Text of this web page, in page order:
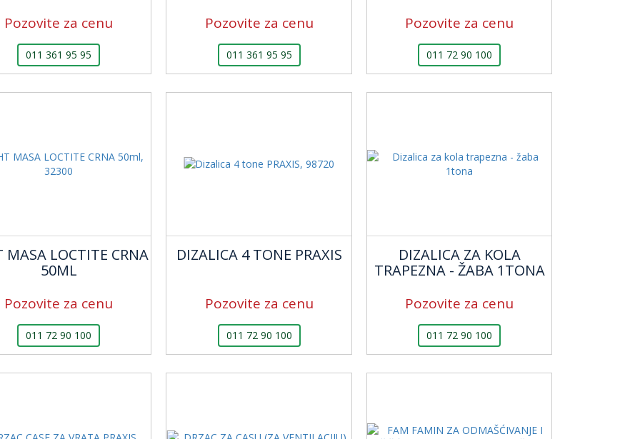
Pozovite za cenu
011 361 95 95
Pozovite za cenu
011 361 95 95
Pozovite za cenu
011 72 90 100
MASA LOCTITE CRNA
50ML
Pozovite za cenu
011 72 90 100
DIZALICA 4 TONE PRAXIS
Pozovite za cenu
011 72 90 100
DIZALICA ZA KOLA
TRAPEZNA - ŽABA 1TONA
Pozovite za cenu
011 72 90 100